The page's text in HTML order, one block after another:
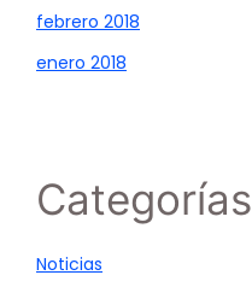
febrero 2018
enero 2018
Categorías
Noticias